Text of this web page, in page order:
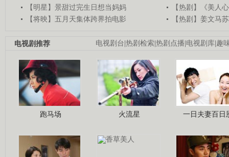
【明星】景甜过完生日想当妈妈
【热剧】《美人
【将映】五月天集体跨界拍电影
【热剧】姜文马
电视剧台|热剧检索|热剧点播|电视剧库|趣
电视剧推荐
跑马场 火流星 一日夫妻百日